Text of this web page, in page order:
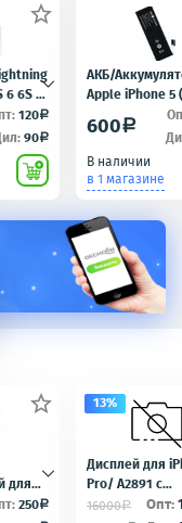

6 6S 7
mini120a
90a
АКБ/
Apple iPhone
5) тех.
600a
В наличии
в 1 магазине

для
E17
250a
Дисплей для
Pro/ A2891 с
тачскрином
16000a
13%
Опт: